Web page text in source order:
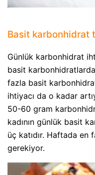
Basit karbonhidrat
Günlük karbonhidrat
basit
fazla basit
ihtiyacı da o kadar
50-60 gram
kadının günlük basit
üç katıdır. Haftada
gerekiyor.